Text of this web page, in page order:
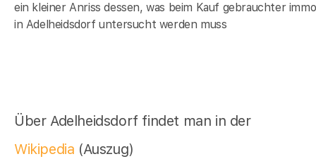
ein kleiner Anriss dessen, was beim Kauf gebrauchter
in Adelheidsdorf untersucht werden muss
Über Adelheidsdorf findet man in der
Wikipedia (Auszug)